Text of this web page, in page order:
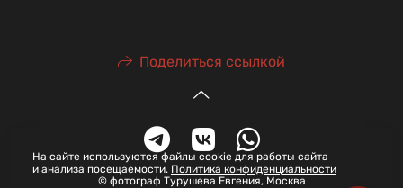
Поделиться ссылкой
© фотограф Турушева Евгения, Москва
На сайте используются файлы cookie для работы сайта
и анализа посещаемости. Политика конфиденциальности